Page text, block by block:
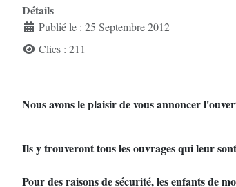
Détails
Publié le : 25 Septembre 2012
Clics : 211
Nous avons le plaisir de vous annoncer
Ils y trouveront tous les ouvrages qui leur
Pour des raisons de sécurité, les enfants de